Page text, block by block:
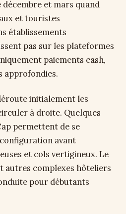
et mars quand
et touristes
établissements
pas sur les plateformes
paiements cash,
approfondies.
initialement les
à droite. Quelques
permettent de se
avant
et cols vertigineux. Le
autres complexes hôteliers
pour débutants